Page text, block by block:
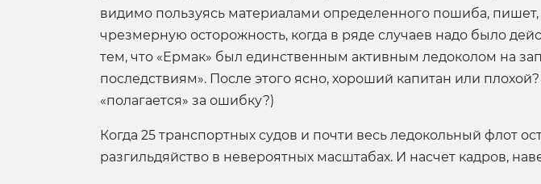
видимо пользуясь материалами определенного пошиба,
чрезмерную осторожность, когда в ряде случаев надо было
тем, что «Ермак» был единственным активным ледоколом на
последствиям». После этого ясно, хороший капитан или
«полагается» за ошибку?)
Когда 25 транспортных судов и почти весь ледокольный флот
разгильдяйство в невероятных масштабах. И насчет кадров,